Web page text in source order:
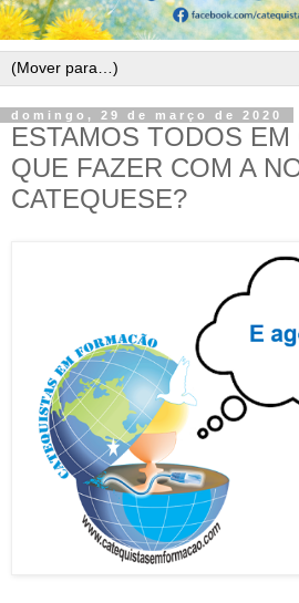
domingo, 29 de março de 2020
ESTAMOS TODOS
QUE FAZER COM A
CATEQUESE?